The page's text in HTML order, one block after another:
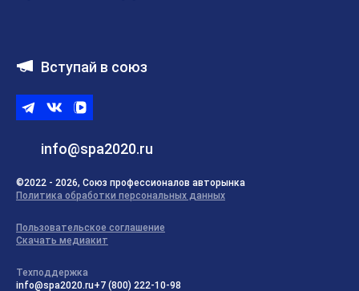
Вступай в союз
info@spa2020.ru
TelegramВКонтакте
ВК
©2022 - 2026, Союз профессионалов авторынка
Политика обработки персональных данных
Пользовательское соглашение
Скачать медиакит
Техподдержка
info@spa2020.ru+7 (800) 222-10-98